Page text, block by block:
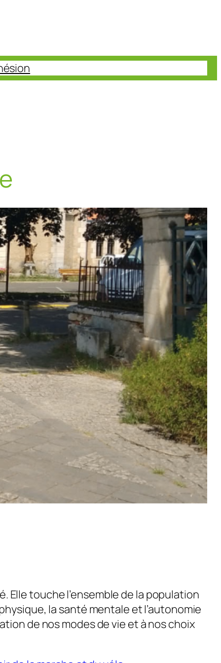
Elle touche l’ensemble de la population
la santé mentale et l’autonomie
de nos modes de vie et à nos choix